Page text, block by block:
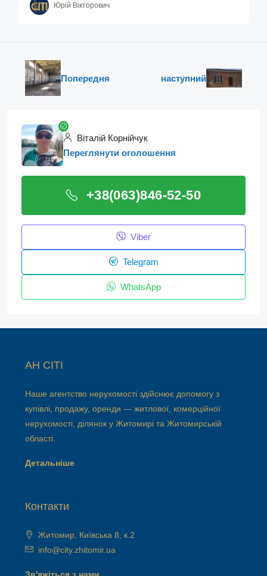
Юрій Вікторович
Попередня наступний
Віталій Корнійчук
Переглянути оголошення
+38(063)846-52-50
Viber
Telegram
WhatsApp
АН СІТІ
Наше агентство нерухомості здійснює допомогу з
купівлі, продажу, оренди — житлової, комерційної
нерухомості, ділянок у Житомирі та Житомирській
області.
Детальніше
Контакти
Житомир, Київська 8, к.2
info@city.zhitomir.ua